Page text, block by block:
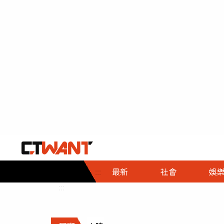
::: 最新 社會
社會首頁
時事
調查
娛樂
娛樂首頁
即時
財經首頁
熱線
政